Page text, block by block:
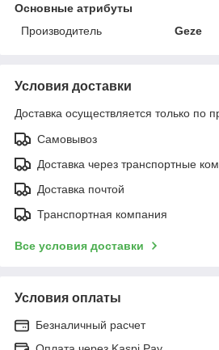
Основные атрибуты
Производитель
Geze
Условия доставки
Доставка осуществляется только по
Самовывоз
Доставка через транспортные
Доставка почтой
Транспортная компания
Все условия доставки
Условия оплаты
Безналичный расчет